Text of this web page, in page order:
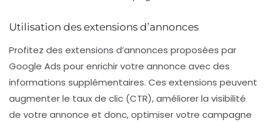
Utilisation des extensions d’annonces
Profitez des extensions d’annonces proposées par
Google Ads pour enrichir votre annonce avec des
informations supplémentaires. Ces extensions peuvent
augmenter le taux de clic (CTR), améliorer la visibilité
de votre annonce et donc, optimiser votre campagne